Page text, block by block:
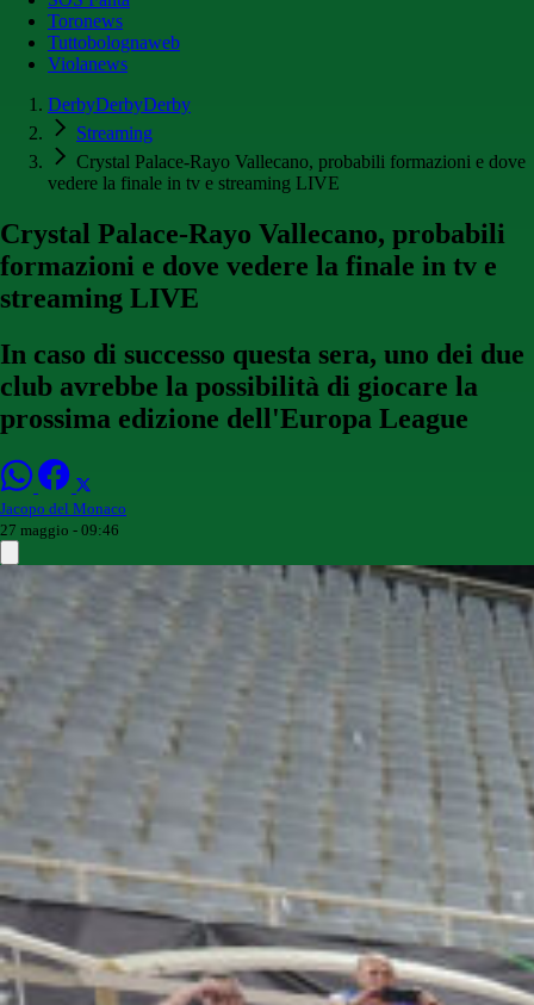
Toronews
Tuttobolognaweb
Violanews
DerbyDerbyDerby
Streaming
Crystal Palace-Rayo Vallecano, probabili formazioni e dove
vedere la finale in tv e streaming LIVE
Crystal Palace-Rayo Vallecano, probabili
formazioni e dove vedere la finale in tv e
streaming LIVE
In caso di successo questa sera, uno dei due
club avrebbe la possibilità di giocare la
prossima edizione dell'Europa League
Jacopo del Monaco
27 maggio - 09:46